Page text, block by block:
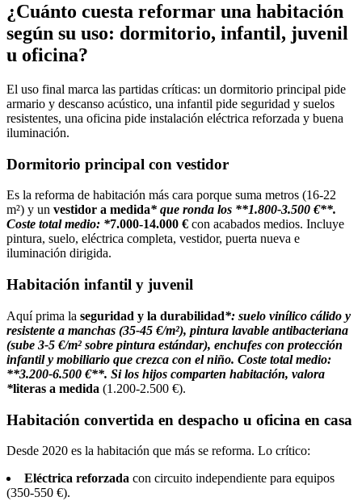
¿Cuánto cuesta reformar una habitación
según su uso: dormitorio, infantil, juvenil
u oficina?
El uso final marca las partidas críticas: un dormitorio principal pide
armario y descanso acústico, una infantil pide seguridad y suelos
resistentes, una oficina pide instalación eléctrica reforzada y buena
iluminación.
Dormitorio principal con vestidor
Es la reforma de habitación más cara porque suma metros (16-22
m²) y un vestidor a medida* que ronda los **1.800-3.500 €**.
Coste total medio: *7.000-14.000 € con acabados medios. Incluye
pintura, suelo, eléctrica completa, vestidor, puerta nueva e
iluminación dirigida.
Habitación infantil y juvenil
Aquí prima la seguridad y la durabilidad*: suelo vinílico cálido y
resistente a manchas (35-45 €/m²), pintura lavable antibacteriana
(sube 3-5 €/m² sobre pintura estándar), enchufes con protección
infantil y mobiliario que crezca con el niño. Coste total medio:
**3.200-6.500 €**. Si los hijos comparten habitación, valora
*literas a medida (1.200-2.500 €).
Habitación convertida en despacho u oficina en casa
Desde 2020 es la habitación que más se reforma. Lo crítico:
Eléctrica reforzada con circuito independiente para equipos
(350-550 €).